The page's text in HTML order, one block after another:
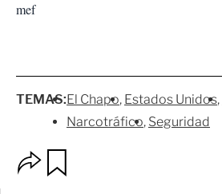
mef
TEMAS:El Chapo Estados Unidos
Narcotráfico Seguridad